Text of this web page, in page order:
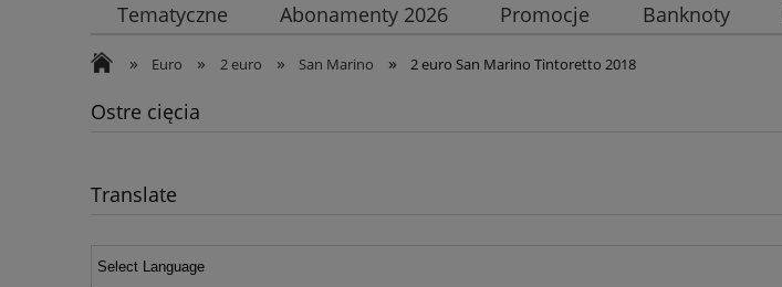
Tematyczne Abonamenty 2026 Promocje Banknoty
» Euro » 2 euro » San Marino » 2 euro San Marino Tintoretto 2018
Ostre cięcia
Translate